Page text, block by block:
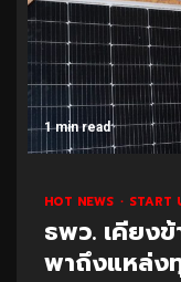
1 min read
HOT NEWS START
ธพว. เคียงข้
พาถึงแหล่ง